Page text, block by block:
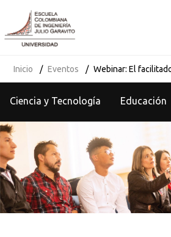
Inicio Eventos Webinar: El
Ciencia y Tecnología Educación